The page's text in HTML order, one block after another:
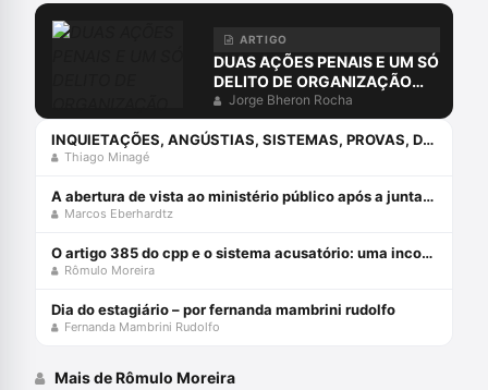
ARTIGO
DUAS AÇÕES PENAIS E UM SÓ
DELITO DE ORGANIZAÇÃO
CRIMINOSA?
Jorge Bheron Rocha
INQUIETAÇÕES, ANGÚSTIAS, SISTEMAS, PROVAS, DIREITO E O ERRO DA COMPREENSÃO JURÍDICA ESTUDANDO APENAS O DIREITO.
Thiago Minagé
A abertura de vista ao ministério público após a juntada da resposta à acusação
Marcos Eberhardtz
O artigo 385 do cpp e o sistema acusatório: uma incompatiblidade com a constituição federal
Rômulo Moreira
Dia do estagiário – por fernanda mambrini rudolfo
Fernanda Mambrini Rudolfo
Mais de Rômulo Moreira